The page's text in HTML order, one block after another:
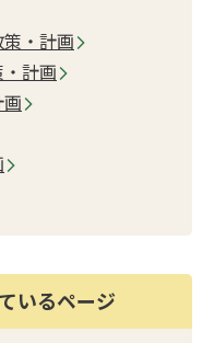
・計画
計画
いるページ